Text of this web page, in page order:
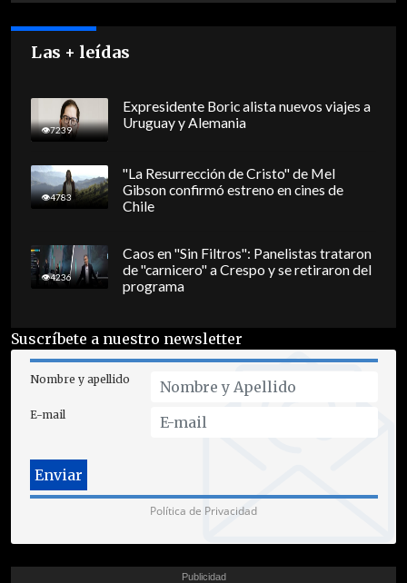
Las + leídas
7239
Expresidente Boric alista nuevos viajes a
Uruguay y Alemania
4783
"La Resurrección de Cristo" de Mel
Gibson confirmó estreno en cines de
Chile
4236
Caos en "Sin Filtros": Panelistas trataron
de "carnicero" a Crespo y se retiraron del
programa
Suscríbete a nuestro newsletter
Nombre y apellido
E-mail
Política de Privacidad